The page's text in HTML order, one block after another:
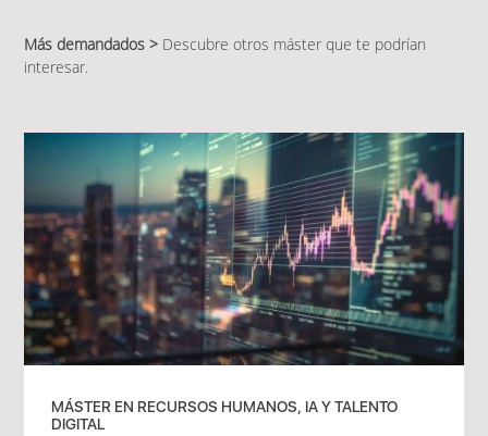
Más demandados > Descubre otros máster que te podrían
interesar.
MÁSTER EN RECURSOS HUMANOS, IA Y TALENTO
DIGITAL